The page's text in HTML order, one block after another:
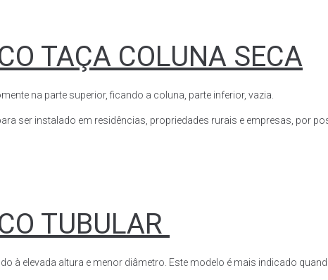
TAÇA COLUNA SECA
na parte superior, ficando a coluna, parte inferior, vazia.
ser instalado em residências, propriedades rurais e empresas, por
TUBULAR
à elevada altura e menor diâmetro. Este modelo é mais indicado